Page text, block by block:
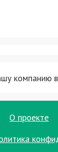
компанию в
О проекте